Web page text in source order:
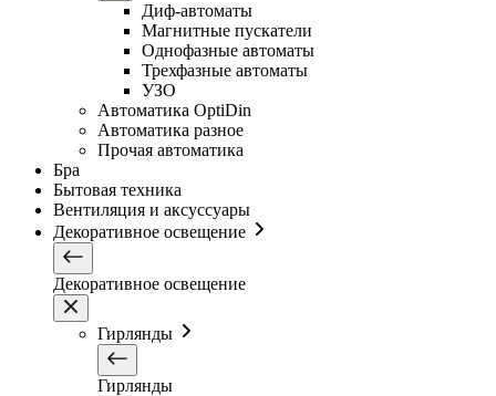
Диф-автоматы
Магнитные пускатели
Однофазные автоматы
Трехфазные автоматы
УЗО
Автоматика OptiDin
Автоматика разное
Прочая автоматика
Бра
Бытовая техника
Вентиляция и аксуссуары
Декоративное освещение
Декоративное освещение
Гирлянды
Гирлянды